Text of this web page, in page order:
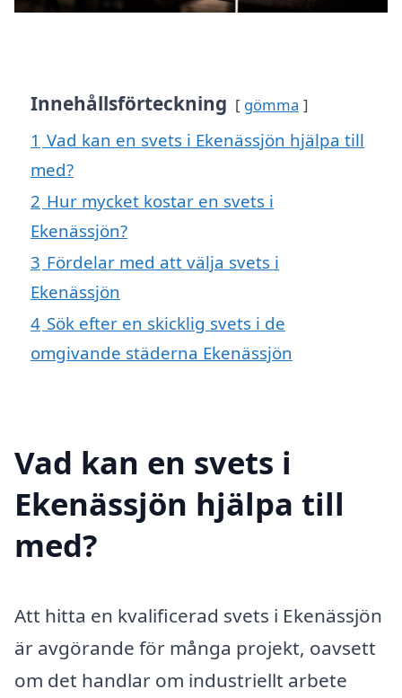
Innehållsförteckning gömma
1 Vad kan en svets i Ekenässjön hjälpa till
med?
2 Hur mycket kostar en svets i
Ekenässjön?
3 Fördelar med att välja svets i
Ekenässjön
4 Sök efter en skicklig svets i de
omgivande städerna Ekenässjön
Vad kan en svets i
Ekenässjön hjälpa till
med?
Att hitta en kvalificerad svets i Ekenässjön
är avgörande för många projekt, oavsett
om det handlar om industriellt arbete